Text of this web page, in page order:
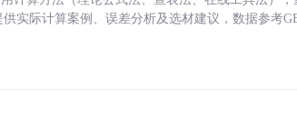
实际计算案例、误差分析及选材建议，数据参考